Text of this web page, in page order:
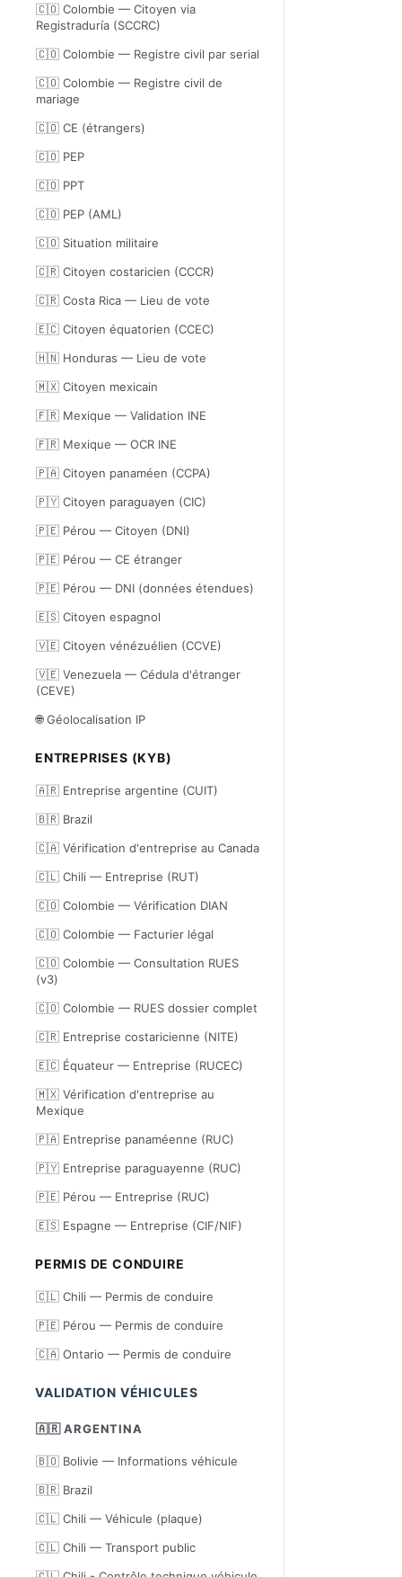
🇨🇴 Colombie — Citoyen via
Registraduría (SCCRC)
🇨🇴 Colombie — Registre civil par serial
🇨🇴 Colombie — Registre civil de
mariage
🇨🇴 CE (étrangers)
🇨🇴 PEP
🇨🇴 PPT
🇨🇴 PEP (AML)
🇨🇴 Situation militaire
🇨🇷 Citoyen costaricien (CCCR)
🇨🇷 Costa Rica — Lieu de vote
🇪🇨 Citoyen équatorien (CCEC)
🇭🇳 Honduras — Lieu de vote
🇲🇽 Citoyen mexicain
🇫🇷 Mexique — Validation INE
🇫🇷 Mexique — OCR INE
🇵🇦 Citoyen panaméen (CCPA)
🇵🇾 Citoyen paraguayen (CIC)
🇵🇪 Pérou — Citoyen (DNI)
🇵🇪 Pérou — CE étranger
🇵🇪 Pérou — DNI (données étendues)
🇪🇸 Citoyen espagnol
🇻🇪 Citoyen vénézuélien (CCVE)
🇻🇪 Venezuela — Cédula d'étranger
(CEVE)
🌐 Géolocalisation IP
ENTREPRISES (KYB)
🇦🇷 Entreprise argentine (CUIT)
🇧🇷 Brazil
🇨🇦 Vérification d'entreprise au Canada
🇨🇱 Chili — Entreprise (RUT)
🇨🇴 Colombie — Vérification DIAN
🇨🇴 Colombie — Facturier légal
🇨🇴 Colombie — Consultation RUES
(v3)
🇨🇴 Colombie — RUES dossier complet
🇨🇷 Entreprise costaricienne (NITE)
🇪🇨 Équateur — Entreprise (RUCEC)
🇲🇽 Vérification d'entreprise au
Mexique
🇵🇦 Entreprise panaméenne (RUC)
🇵🇾 Entreprise paraguayenne (RUC)
🇵🇪 Pérou — Entreprise (RUC)
🇪🇸 Espagne — Entreprise (CIF/NIF)
PERMIS DE CONDUIRE
🇨🇱 Chili — Permis de conduire
🇵🇪 Pérou — Permis de conduire
🇨🇦 Ontario — Permis de conduire
VALIDATION VÉHICULES
🇦🇷 ARGENTINA
🇧🇴 Bolivie — Informations véhicule
🇧🇷 Brazil
🇨🇱 Chili — Véhicule (plaque)
🇨🇱 Chili — Transport public